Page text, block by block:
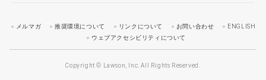
メルマガ 推奨環境について リンクについて お問い合わせ
ENGLISH
ウェブアクセシビリティについて
Copyright © Lawson, Inc. All Rights Reserved.